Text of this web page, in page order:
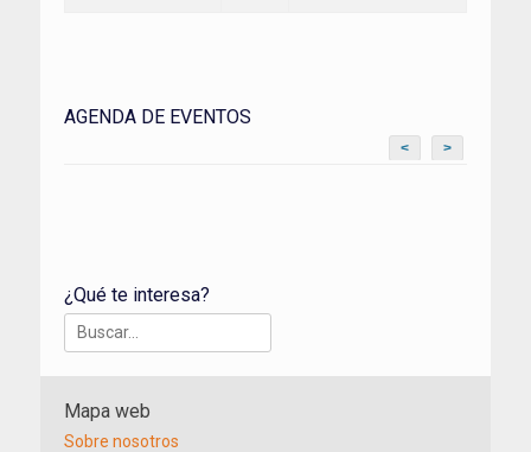
AGENDA DE EVENTOS
< >
¿Qué te interesa?
Buscar:
Mapa web
Sobre nosotros